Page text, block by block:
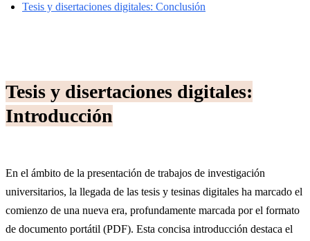
Tesis y disertaciones digitales: Conclusión
Tesis y disertaciones digitales:
Introducción
En el ámbito de la presentación de trabajos de investigación
universitarios, la llegada de las tesis y tesinas digitales ha marcado el
comienzo de una nueva era, profundamente marcada por el formato
de documento portátil (PDF). Esta concisa introducción destaca el